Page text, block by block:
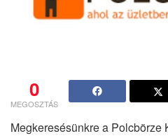
0
MEGOSZTÁS
Megkeresésünkre a Polcbörze